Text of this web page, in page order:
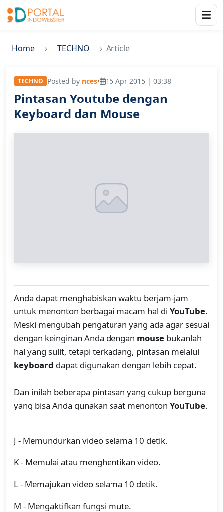
Home TECHNO Article
TECHNO Posted by nces• 15 Apr 2015 | 03:38
Pintasan Youtube dengan
Keyboard dan Mouse
Anda dapat menghabiskan waktu berjam-jam
untuk menonton berbagai macam hal di YouTube.
Meski mengubah pengaturan yang ada agar sesuai
dengan keinginan Anda dengan mouse bukanlah
hal yang sulit, tetapi terkadang, pintasan melalui
keyboard dapat digunakan dengan lebih cepat.
Dan inilah beberapa pintasan yang cukup berguna
yang bisa Anda gunakan saat menonton YouTube.
J - Memundurkan video selama 10 detik.
K - Memulai atau menghentikan video.
L - Memajukan video selama 10 detik.
M - Mengaktifkan fungsi mute.